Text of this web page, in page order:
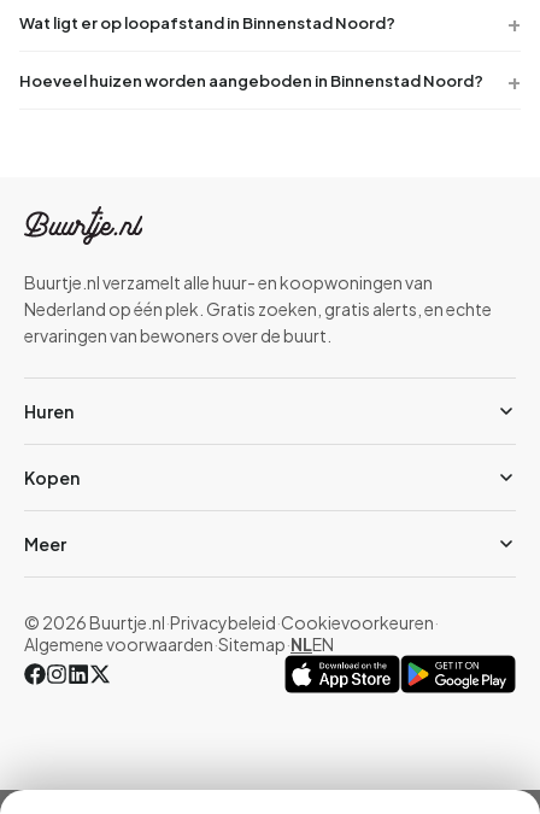
Wat ligt er op loopafstand in Binnenstad Noord?
Hoeveel huizen worden aangeboden in Binnenstad Noord?
Buurtje.nl verzamelt alle huur- en koopwoningen van
Nederland op één plek. Gratis zoeken, gratis alerts, en echte
ervaringen van bewoners over de buurt.
Huren
Kopen
Meer
© 2026 Buurtje.nl·Privacybeleid·Cookievoorkeuren·
Algemene voorwaarden·Sitemap·NLEN